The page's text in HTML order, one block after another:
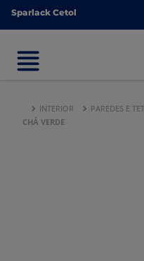
Sparlack Cetol
Sparlack Cetol
INTERIOR PAREDES E
CHÁ VERDE